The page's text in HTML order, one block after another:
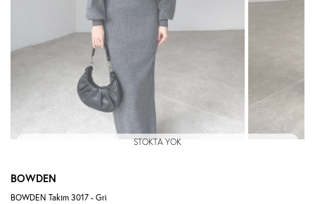
STOKTA YOK
BOWDEN
BOWDEN Takım 3017 - Gri